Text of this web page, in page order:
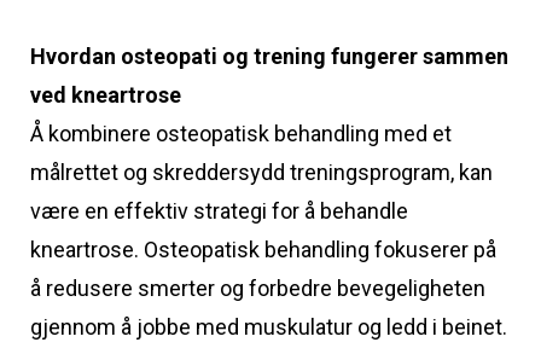
Hvordan osteopati og trening fungerer sammen
ved kneartrose
Å kombinere osteopatisk behandling med et
målrettet og skreddersydd treningsprogram, kan
være en effektiv strategi for å behandle
kneartrose. Osteopatisk behandling fokuserer på
å redusere smerter og forbedre bevegeligheten
gjennom å jobbe med muskulatur og ledd i beinet.